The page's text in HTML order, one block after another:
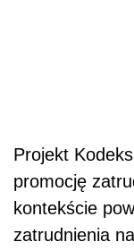
Projekt
promocję
kontekście
zatrudnienia